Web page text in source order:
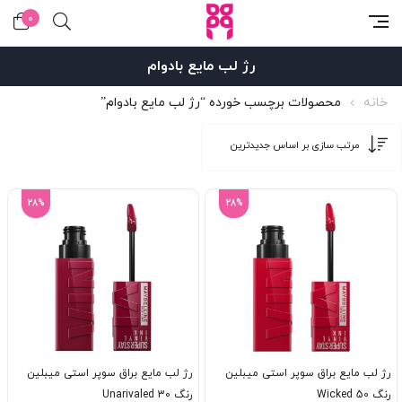
0
رژ لب مایع بادوام
خانه محصولات برچسب خورده “رژ لب مایع بادوام”
28%
رژ لب مایع براق سوپر استی میبلین
رنگ 50 Wicked
28%
رژ لب مایع براق سوپر استی میبلین
رنگ 30 Unarivaled